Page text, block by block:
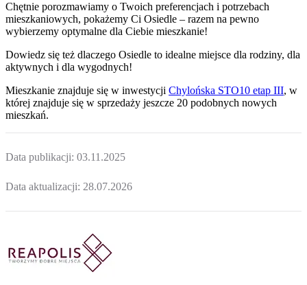
Chętnie porozmawiamy o Twoich preferencjach i potrzebach
mieszkaniowych, pokażemy Ci Osiedle – razem na pewno
wybierzemy optymalne dla Ciebie mieszkanie!
Dowiedz się też dlaczego Osiedle to idealne miejsce dla rodziny, dla
aktywnych i dla wygodnych!
Mieszkanie znajduje się w inwestycji Chylońska STO10 etap III, w
której znajduje się w sprzedaży jeszcze 20 podobnych nowych
mieszkań.
Data publikacji: 03.11.2025
Data aktualizacji: 28.07.2026